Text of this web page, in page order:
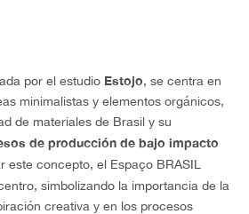
por el estudio Estojo, se centra en
minimalistas y elementos orgánicos,
de materiales de Brasil y su
de producción de bajo impacto
este concepto, el Espaço BRASIL
simbolizando la importancia de la
creativa y en los procesos